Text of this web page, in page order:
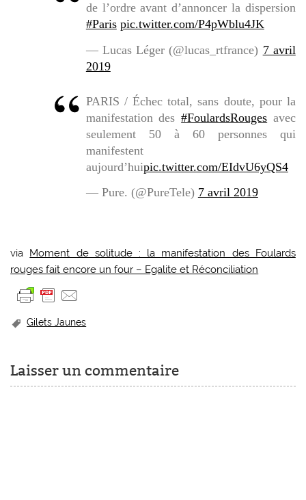
de l’ordre avant d’annoncer la dispersion
#Paris pic.twitter.com/P4pWblu4JK
— Lucas Léger (@lucas_rtfrance) 7 avril
2019
PARIS / Échec total, sans doute, pour la
manifestation des#FoulardsRouges avec
seulement 50 à 60 personnes qui
manifestent
aujourd’huipic.twitter.com/EIdvU6yQS4
— Pure. (@PureTele) 7 avril 2019
via Moment de solitude : la manifestation des Foulards
rouges fait encore un four – Egalite et Réconciliation
Gilets Jaunes
Laisser un commentaire